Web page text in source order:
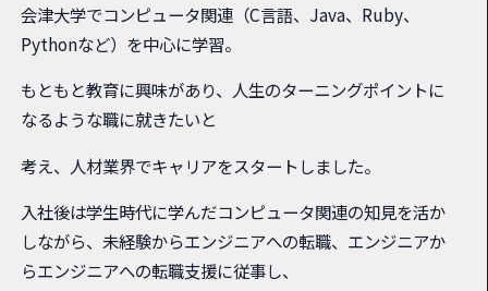
会津大学でコンピュータ関連（C言語、Java、Ruby、
Pythonなど）を中心に学習。
もともと教育に興味があり、人生のターニングポイントに
なるような職に就きたいと
考え、人材業界でキャリアをスタートしました。
入社後は学生時代に学んだコンピュータ関連の知見を活か
しながら、未経験からエンジニアへの転職、エンジニアか
らエンジニアへの転職支援に従事し、